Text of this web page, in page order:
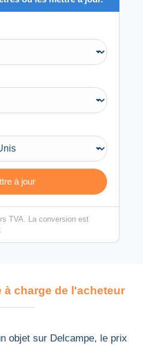
TVA.
La conversion est
à charge de l'acheteur
objet sur Delcampe, le prix